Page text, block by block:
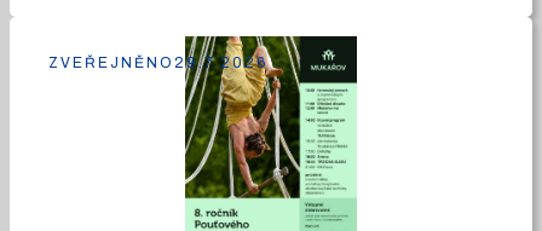
ZVEŘEJNĚNO 29.7.2026